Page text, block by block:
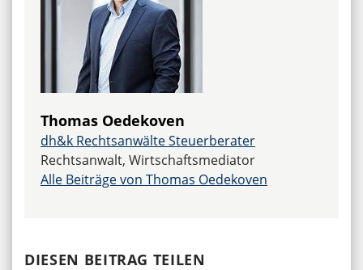
Thomas Oedekoven
dh&k Rechtsanwälte Steuerberater
Rechtsanwalt, Wirtschaftsmediator
Alle Beiträge von Thomas Oedekoven
DIESEN BEITRAG TEILEN